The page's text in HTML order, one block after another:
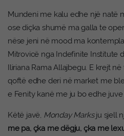
Mundeni me kalu edhe një natë
ose diçka shumë ma galla te
nëse jeni në mood ma
Mitrovicë nga Indefinite Institute
Iliriana Rama Allajbegu. E krejt
qoftë edhe deri në market me
e Fenity kanë me ju bo edhe juve
Këtë javë, Monday Marksju sjell
me pa, çka me dëgju, çka me